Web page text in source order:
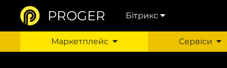
PROGER Бітрикс
Маркетплейс Сервіси